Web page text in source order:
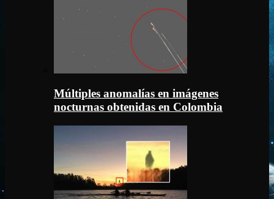
Múltiples anomalías en imágenes
nocturnas obtenidas en Colombia